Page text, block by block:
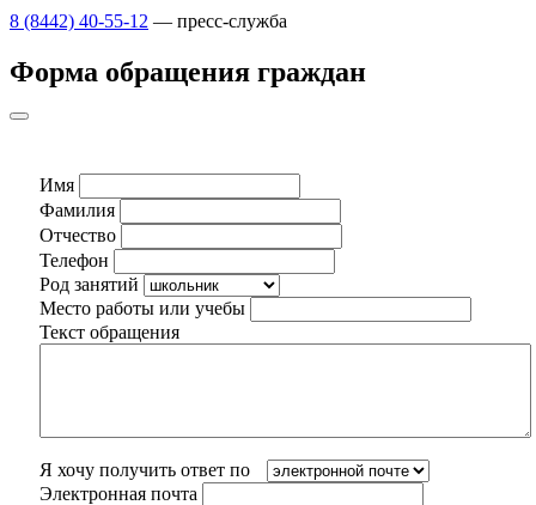
8 (8442) 40-55-12 — пресс-служба
Форма обращения граждан
Имя
Фамилия
Отчество
Телефон
Род занятий
Место работы или учебы
Текст обращения
Я хочу получить ответ по
Электронная почта